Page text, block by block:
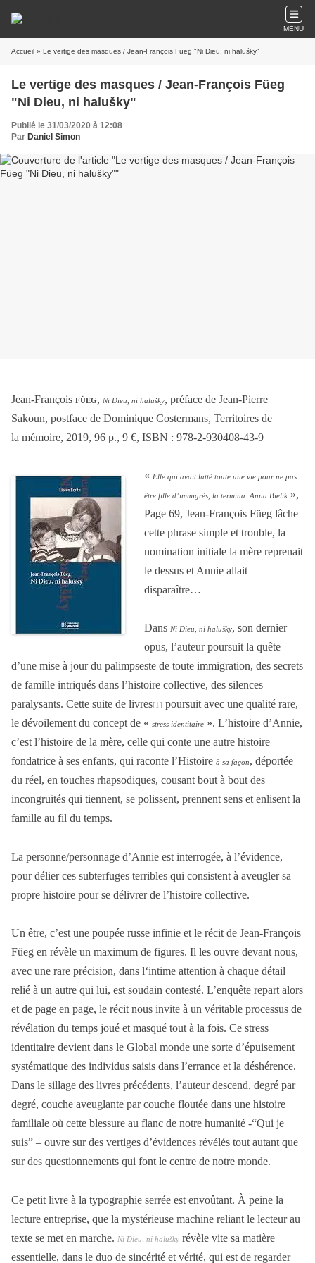
MENU
Accueil » Le vertige des masques / Jean-François Füeg "Ni Dieu, ni halušky"
Le vertige des masques / Jean-François Füeg
"Ni Dieu, ni halušky"
Publié le 31/03/2020 à 12:08
Par Daniel Simon
Jean-François FÜEG, Ni Dieu, ni halušky, préface de Jean-Pierre
Sakoun, postface de Dominique Costermans, Territoires de
la mémoire, 2019, 96 p., 9 €, ISBN : 978-2-930408-43-9
« Elle qui avait lutté toute une vie pour ne pas
être fille d’immigrés, la termina Anna Bielik »,
Page 69, Jean-François Füeg lâche
cette phrase simple et trouble, la
nomination initiale la mère reprenait
le dessus et Annie allait
disparaître…
DansNi Dieu, ni halušky, son dernier
opus, l’auteur poursuit la quête
d’une mise à jour du palimpseste de toute immigration, des secrets
de famille intriqués dans l’histoire collective, des silences
paralysants. Cette suite de livres[1] poursuit avec une qualité rare,
le dévoilement du concept de « stress identitaire ». L’histoire d’Annie,
c’est l’histoire de la mère, celle qui conte une autre histoire
fondatrice à ses enfants, qui raconte l’Histoire à sa façon, déportée
du réel, en touches rhapsodiques, cousant bout à bout des
incongruités qui tiennent, se polissent, prennent sens et enlisent la
famille au fil du temps.
La personne/personnage d’Annie est interrogée, à l’évidence,
pour délier ces subterfuges terribles qui consistent à aveugler sa
propre histoire pour se délivrer de l’histoire collective.
Un être, c’est une poupée russe infinie et le récit de Jean-François
Füeg en révèle un maximum de figures. Il les ouvre devant nous,
avec une rare précision, dans l‘intime attention à chaque détail
relié à un autre qui lui, est soudain contesté. L’enquête repart alors
et de page en page, le récit nous invite à un véritable processus de
révélation du temps joué et masqué tout à la fois. Ce stress
identitaire devient dans le Global monde une sorte d’épuisement
systématique des individus saisis dans l’errance et la déshérence.
Dans le sillage des livres précédents, l’auteur descend, degré par
degré, couche aveuglante par couche floutée dans une histoire
familiale où cette blessure au flanc de notre humanité -“Qui je
suis” – ouvre sur des vertiges d’évidences révélés tout autant que
sur des questionnements qui font le centre de notre monde.
Ce petit livre à la typographie serrée est envoûtant. À peine la
lecture entreprise, que la mystérieuse machine reliant le lecteur au
texte se met en marche. Ni Dieu, ni halušky révèle vite sa matière
essentielle, dans le duo de sincérité et vérité, qui est de regarder